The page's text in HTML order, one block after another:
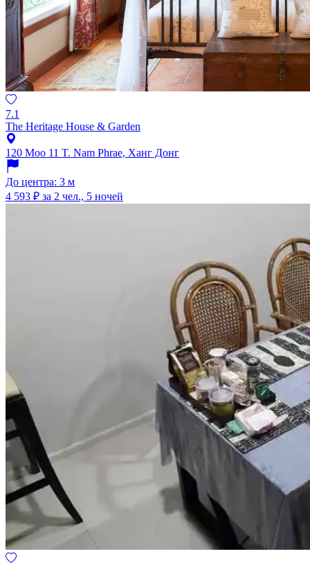
7.1
The Heritage House & Garden
120 Moo 11 T. Nam Phrae, Ханг Донг
До центра: 3 м
4 593 ₽ за 2 чел., 5 ночей